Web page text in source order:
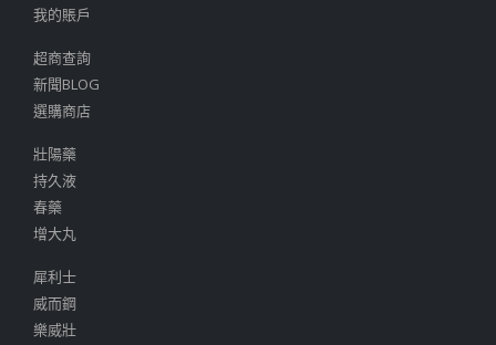
我的賬戶
超商查詢
新聞BLOG
選購商店
壯陽藥
持久液
春藥
增大丸
犀利士
威而鋼
樂威壯